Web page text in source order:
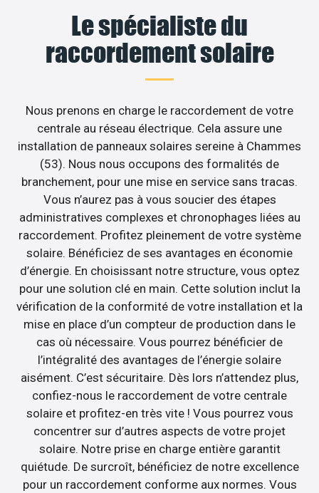
Le spécialiste du
raccordement solaire
Nous prenons en charge le raccordement de votre
centrale au réseau électrique. Cela assure une
installation de panneaux solaires sereine à Chammes
(53). Nous nous occupons des formalités de
branchement, pour une mise en service sans tracas.
Vous n’aurez pas à vous soucier des étapes
administratives complexes et chronophages liées au
raccordement. Profitez pleinement de votre système
solaire. Bénéficiez de ses avantages en économie
d’énergie. En choisissant notre structure, vous optez
pour une solution clé en main. Cette solution inclut la
vérification de la conformité de votre installation et la
mise en place d’un compteur de production dans le
cas où nécessaire. Vous pourrez bénéficier de
l’intégralité des avantages de l’énergie solaire
aisément. C’est sécuritaire. Dès lors n’attendez plus,
confiez-nous le raccordement de votre centrale
solaire et profitez-en très vite ! Vous pourrez vous
concentrer sur d’autres aspects de votre projet
solaire. Notre prise en charge entière garantit
quiétude. De surcroît, bénéficiez de notre excellence
pour un raccordement conforme aux normes. Vous